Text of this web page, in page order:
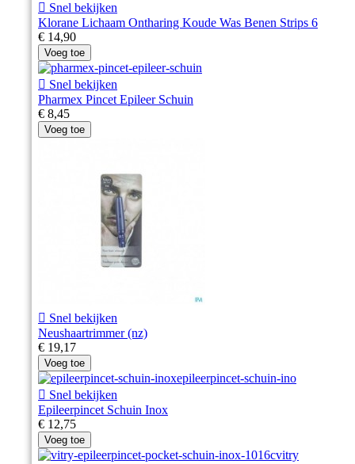
 Snel bekijken
Klorane Lichaam Ontharing Koude Was Benen Strips 6
€ 14,90
Voeg toe
 Snel bekijken
Pharmex Pincet Epileer Schuin
€ 8,45
Voeg toe
 Snel bekijken
Neushaartrimmer (nz)
€ 19,17
Voeg toe
 Snel bekijken
Epileerpincet Schuin Inox
€ 12,75
Voeg toe